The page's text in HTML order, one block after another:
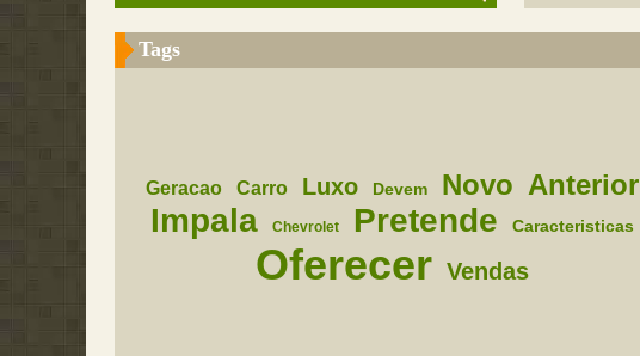
Tags
Geracao Carro Luxo Devem Novo Anterior
Impala Chevrolet Pretende Caracteristicas
Oferecer Vendas